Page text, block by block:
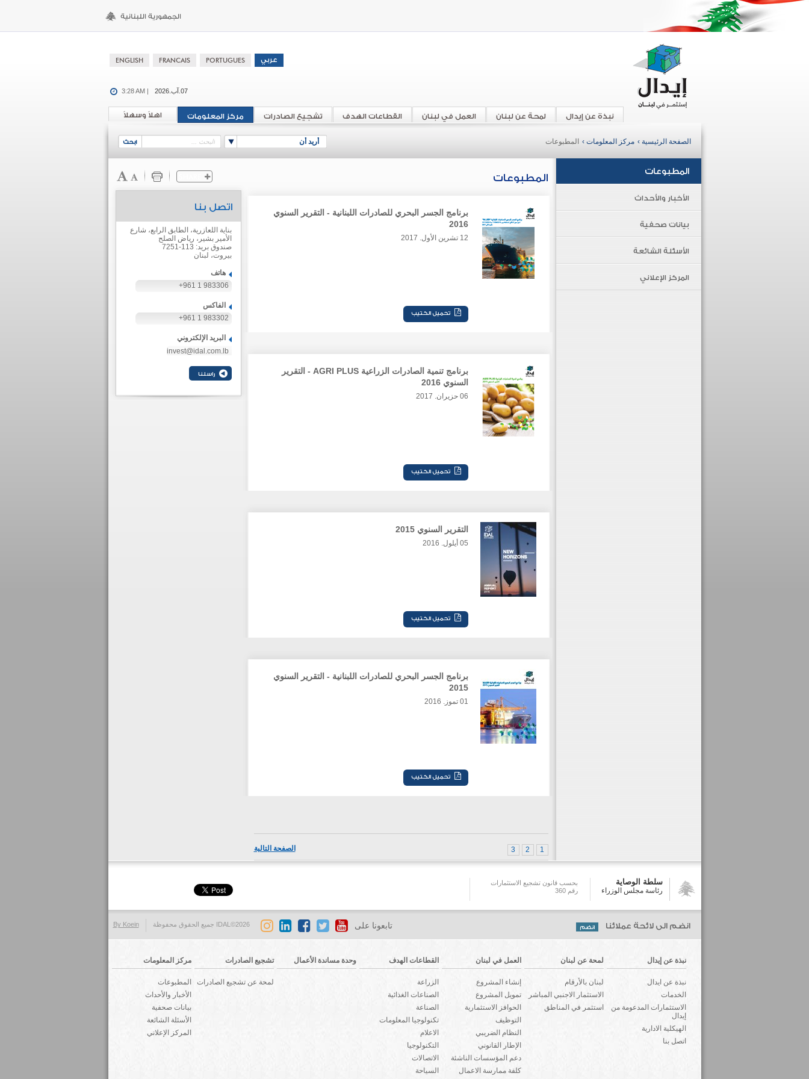
07.آب.2026 3:28 AM |
اهلاً وسهلاً مركز المعلومات تشجيع الصادرات القطاعات الهدف العمل في لبنان لمحة عن لبنان نبذة عن إيدال
أريد أن الصفحة الرئيسية › مركز المعلومات › المطبوعات
المطبوعات
الأخبار والأحداث
بيانات صحفية
الأسئلة الشائعة
المركز الإعلاني
المطبوعات
برنامج الجسر البحري للصادرات اللبنانية - التقرير السنوي
2016
12 تشرين الأول. 2017
برنامج تنمية الصادرات الزراعية AGRI PLUS - التقرير
السنوي 2016
06 حزيران. 2017
التقرير السنوي 2015
05 أيلول. 2016
برنامج الجسر البحري للصادرات اللبنانية - التقرير السنوي
2015
01 تموز. 2016
الصفحة التالية 1
2
3
اتصل بنا
بناية اللعازرية، الطابق الرابع، شارع
الأمير بشير، رياض الصلح
صندوق بريد: 113-7251
بيروت، لبنان
هاتف
+961 1 983306
الفاكس
+961 1 983302
البريد الإلكتروني
invest@idal.com.lb
سلطة الوصاية
رئاسة مجلس الوزراء
بحسب قانون تشجيع الاستثمارات
رقم 360
By Koein IDAL©2026 جميع الحقوق محفوظة انضم الى لائحة عملائنا تابعونا على
نبذة عن إيدال
نبذة عن ايدال
الخدمات
الاستثمارات المدعومة من
إيدال
الهيكلية الادارية
اتصل بنا
لمحة عن لبنان
لبنان بالأرقام
الاستثمار الاجنبي المباشر
استثمر في المناطق
العمل في لبنان
إنشاء المشروع
تمويل المشروع
الحوافز الاستثمارية
التوظيف
النظام الضريبي
الإطار القانوني
دعم المؤسسات الناشئة
كلفة ممارسة الاعمال
القطاعات الهدف
الزراعة
الصناعات الغذائية
الصناعة
تكنولوجيا المعلومات
الاعلام
التكنولوجيا
الاتصالات
السياحة
وحدة مساندة الأعمال تشجيع الصادرات
لمحة عن تشجيع الصادرات
مركز المعلومات
المطبوعات
الأخبار والأحداث
بيانات صحفية
الأسئلة الشائعة
المركز الإعلاني